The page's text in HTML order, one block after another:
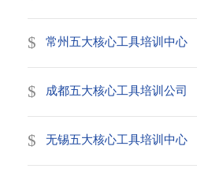
常州五大核心工具培训中心
成都五大核心工具培训公司
无锡五大核心工具培训中心